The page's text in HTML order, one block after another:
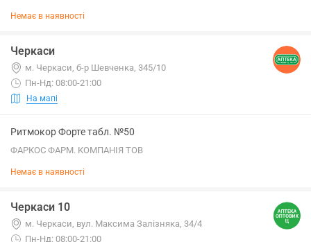
Немає в наявності
Черкаси
м. Черкаси, б-р Шевченка, 345/10
Пн-Нд: 08:00-21:00
На мапі
Ритмокор Форте табл. №50
ФАРКОС ФАРМ. КОМПАНІЯ ТОВ
Немає в наявності
Черкаси 10
м. Черкаси, вул. Максима Залізняка, 34/4
Пн-Нд: 08:00-21:00